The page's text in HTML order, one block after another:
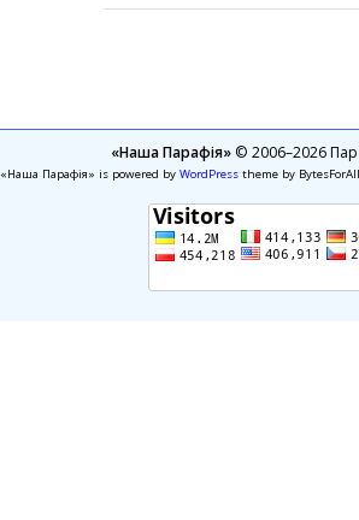
«Наша Парафія»© 2006–2026
«Наша Парафія» is powered by WordPresstheme by